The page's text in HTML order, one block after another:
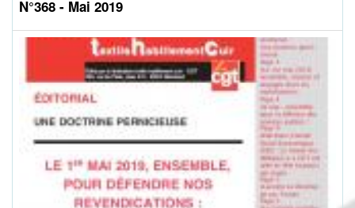
N°368 - Mai 2019